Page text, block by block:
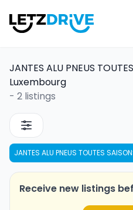
JANTES ALU PNEUS
Luxembourg
- 2 listings
JANTES ALU PNEUS TOUTES
Receive new listings